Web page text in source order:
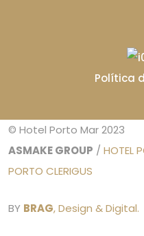
Política
© Hotel Porto Mar 2023
ASMAKE GROUP / HOTEL
PORTO CLERIGUS
BY BRAG, Design & Digital.